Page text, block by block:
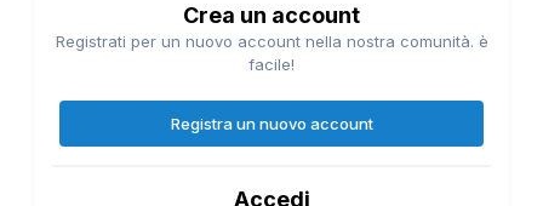
Crea un account
Registrati per un nuovo account nella nostra comunità. è
facile!
Registra un nuovo account
Accedi